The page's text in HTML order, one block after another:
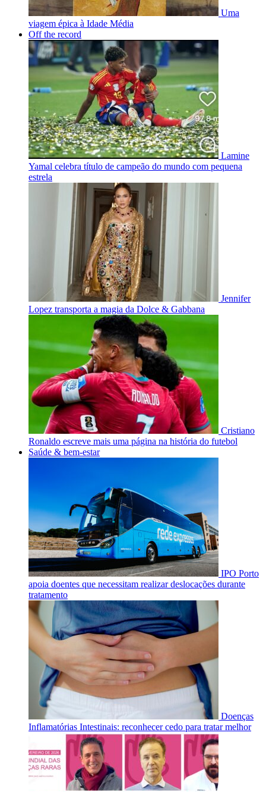
Uma
viagem épica à Idade Média
Off the record
Lamine
Yamal celebra título de campeão do mundo com pequena
estrela
Jennifer
Lopez transporta a magia da Dolce & Gabbana
Cristiano
Ronaldo escreve mais uma página na história do futebol
Saúde & bem-estar
IPO Porto
apoia doentes que necessitam realizar deslocações durante
tratamento
Doenças
Inflamatórias Intestinais: reconhecer cedo para tratar melhor